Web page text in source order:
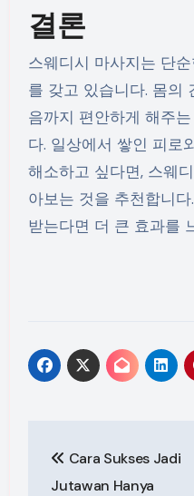
결론
스웨디시 마사지는 단
를 갖고 있습니다. 몸의
음까지 편안하게 해주
다. 일상에서 쌓인 피로
해소하고 싶다면, 스웨
아보는 것을 추천합니
받는다면 더 큰 효과를
navigation
Cara Sukses Jadi
Jutawan Hanya